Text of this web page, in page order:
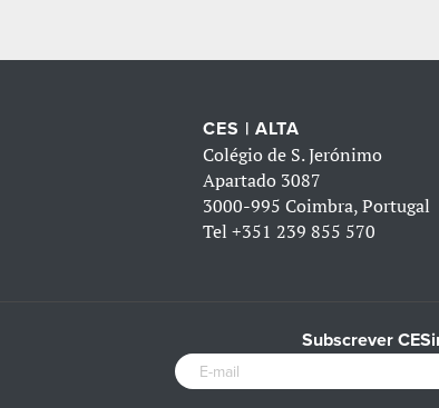
CES | ALTA
Colégio de S. Jerónimo
Apartado 3087
3000-995 Coimbra, Portugal
Tel+351 239 855 570
Subscrever